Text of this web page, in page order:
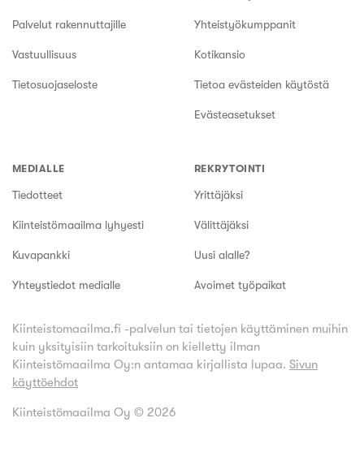
Palvelut rakennuttajille
Vastuullisuus
Tietosuojaseloste
Yhteistyökumppanit
Kotikansio
Tietoa evästeiden käytöstä
Evästeasetukset
MEDIALLE
Tiedotteet
Kiinteistömaailma lyhyesti
Kuvapankki
Yhteystiedot medialle
REKRYTOINTI
Yrittäjäksi
Välittäjäksi
Uusi alalle?
Avoimet työpaikat
Kiinteistomaailma.fi -palvelun tai tietojen käyttäminen muihin
kuin yksityisiin tarkoituksiin on kielletty ilman
Kiinteistömaailma Oy:n antamaa kirjallista lupaa. Sivun
käyttöehdot
Kiinteistömaailma Oy © 2026